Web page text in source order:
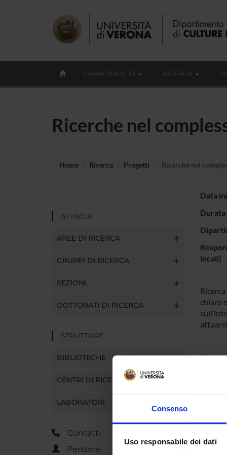
Consenso
Uso responsabile dei dati
DIPARTIMENTO RICERCA
Ricerche nel
Home Ricerca Progetti Ricerche nel
ATTIVITÀ
AREE DI RICERCA
GRUPPI DI RICERCA
SEZIONI
DOTTORATI DI RICERCA
STRUTTURE
BIBLIOTECHE
CENTRI DI RICERCA
LABORATORI
Contatti
Persone
Data
Durata
locali)
chiaro